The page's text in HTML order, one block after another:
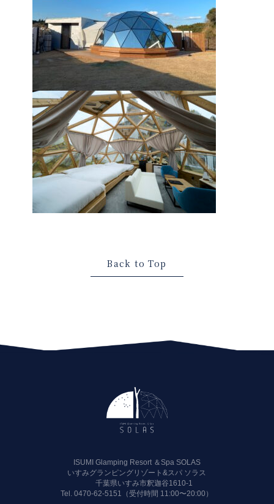
Back to Top
ISUMI Glamping Resort ＆Spa SOLAS
いすみグランピングリゾート&スパ ソラス
千葉県いすみ市釈迦谷1610-1
Tel.0470-62-5151（受付時間 11:00〜20:00）